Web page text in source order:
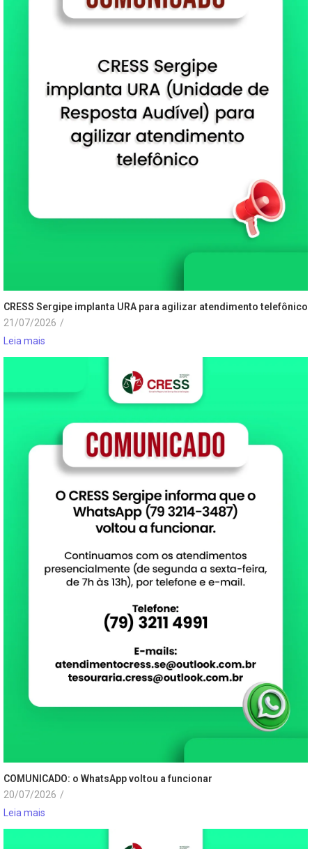
CRESS Sergipe implanta URA para agilizar atendimento telefônico
21/07/2026 /
Leia mais
COMUNICADO: o WhatsApp voltou a funcionar
20/07/2026 /
Leia mais